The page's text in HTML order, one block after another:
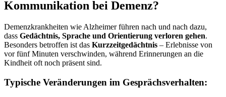
Kommunikation bei Demenz?
Demenzkrankheiten wie Alzheimer führen nach und nach dazu,
dass Gedächtnis, Sprache und Orientierung verloren gehen.
Besonders betroffen ist das Kurzzeitgedächtnis – Erlebnisse von
vor fünf Minuten verschwinden, während Erinnerungen an die
Kindheit oft noch präsent sind.
Typische Veränderungen im Gesprächsverhalten: